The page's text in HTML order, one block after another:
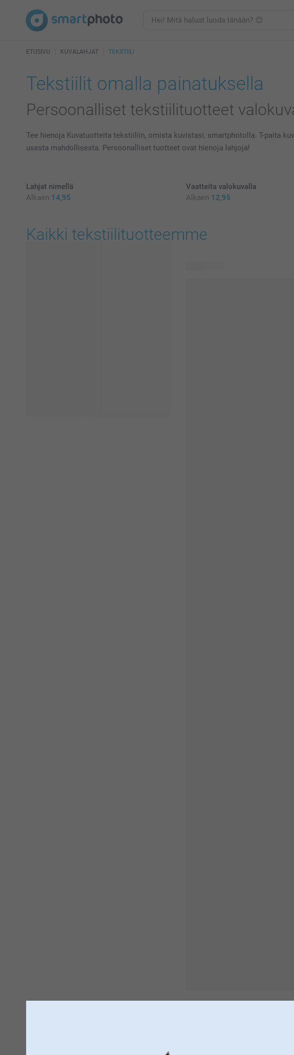
ETUSIVU KUVALAHJAT TEKSTIILI
Tekstiilit omalla painatuksella
Persoonalliset tekstiilituotteet
Tee hienoja Kuvatuotteita tekstiiliin, omista kuvistasi, smartphotolla. T-paita
usesta mahdollisesta. Persoonalliset tuotteet ovat hienoja lahjoja!
Lahjat nimellä
Alkaen 14,95
Vaatteita valokuvalla
Alkaen 12,95
Kaikki tekstiilituotteemme